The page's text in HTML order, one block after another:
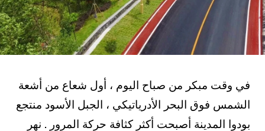
في وقت مبكر من صباح اليوم ، أول شعاع من أشعة
الشمس فوق البحر الأدرياتيكي ، الجبل الأسود منتجع
بودوا المدينة أصبحت أكثر كثافة حركة المرور . نهر